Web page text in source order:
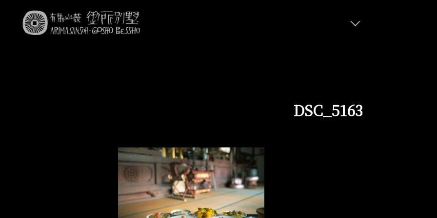
DSC_5163